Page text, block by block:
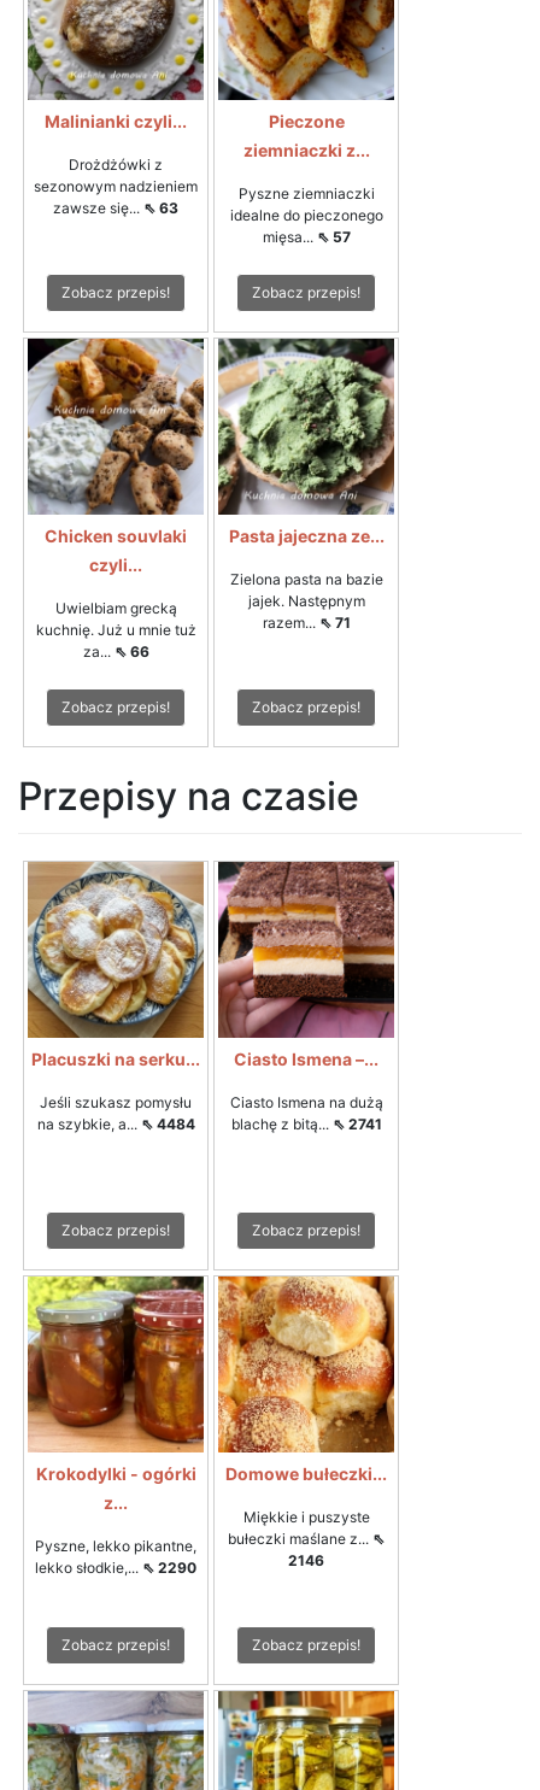
Malinianki czyli...
Drożdżówki z
sezonowym nadzieniem
zawsze się... ⇖ 63
Zobacz przepis!
Pieczone
ziemniaczki z...
Pyszne ziemniaczki
idealne do pieczonego
mięsa... ⇖ 57
Zobacz przepis!
Chicken souvlaki
czyli...
Uwielbiam grecką
kuchnię. Już u mnie tuż
za... ⇖ 66
Zobacz przepis!
Pasta jajeczna ze...
Zielona pasta na bazie
jajek. Następnym
razem... ⇖ 71
Zobacz przepis!
Przepisy na czasie
Placuszki na serku...
Jeśli szukasz pomysłu
na szybkie, a... ⇖ 4484
Zobacz przepis!
Ciasto Ismena –...
Ciasto Ismena na dużą
blachę z bitą... ⇖ 2741
Zobacz przepis!
Krokodylki - ogórki
z...
Pyszne, lekko pikantne,
lekko słodkie,... ⇖ 2290
Zobacz przepis!
Domowe bułeczki...
Miękkie i puszyste
bułeczki maślane z... ⇖
2146
Zobacz przepis!